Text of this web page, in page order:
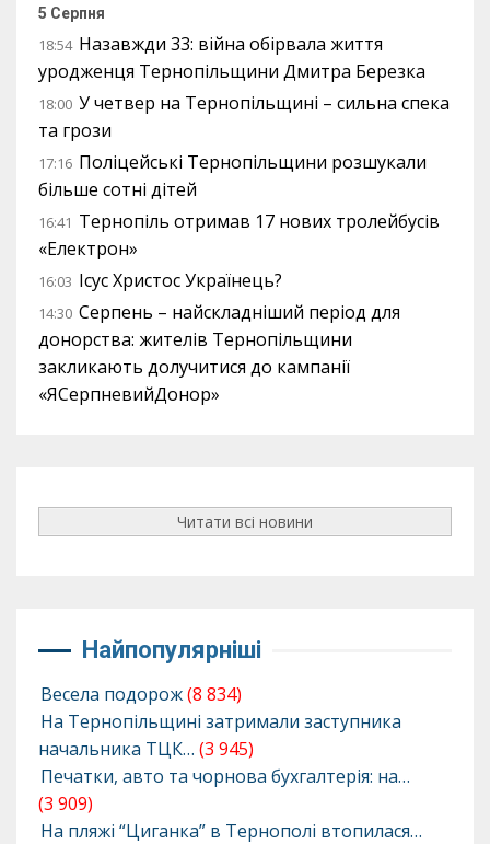
5 Серпня
18:54 Назавжди 33: війна обірвала життя
уродженця Тернопільщини Дмитра Березка
18:00 У четвер на Тернопільщині – сильна спека
та грози
17:16 Поліцейські Тернопільщини розшукали
більше сотні дітей
16:41 Тернопіль отримав 17 нових тролейбусів
«Електрон»
16:03 Ісус Христос Українець?
14:30 Серпень – найскладніший період для
донорства: жителів Тернопільщини
закликають долучитися до кампанії
«ЯСерпневийДонор»
Читати всі новини
Найпопулярніші
Весела подорож(8 834)
На Тернопільщині затримали заступника
начальника ТЦК… (3 945)
Печатки, авто та чорнова бухгалтерія: на…
(3 909)
На пляжі “Циганка” в Тернополі втопилася…